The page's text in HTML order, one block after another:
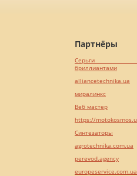
Партнёры
Серьги
бриллиантами
alliancetechnika.ua
миралинкс
Веб мастер
https://
Синтезаторы
agrotechnika.com.ua
perevod.agency
europeservice.com.ua